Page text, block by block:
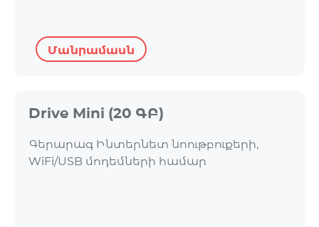
Մանրամասն
Drive Mini (20 ԳԲ)
Գերարագ Ինտերնետ նոութբուքերի,
WiFi/USB մոդեմների համար